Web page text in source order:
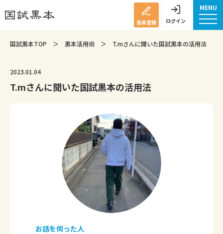
会員登録 ログイン
MENU
国試黒本TOP ＞ 黒本活用術 ＞ T.mさんに聞いた国試黒本の活用法
2023.01.04
T.mさんに聞いた国試黒本の活用法
お話を伺った人